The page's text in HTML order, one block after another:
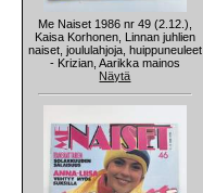
Me Naiset 1986 nr 49 (2.12.),
Kaisa Korhonen, Linnan juhlien
naiset, joululahjoja, huippuneuleet
- Krizian, Aarikka mainos
Näytä